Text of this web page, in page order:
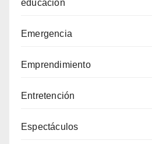
educacion
Emergencia
Emprendimiento
Entretención
Espectáculos